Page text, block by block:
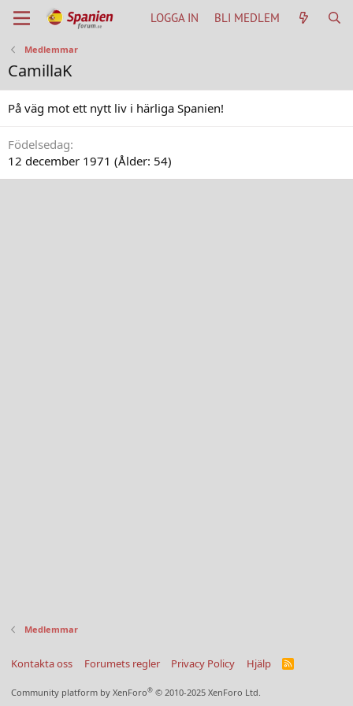
LOGGA IN BLI MEDLEM
Medlemmar
CamillaK
På väg mot ett nytt liv i härliga Spanien!
Födelsedag
12 december 1971 (Ålder: 54)
Medlemmar
Kontakta oss Forumets regler Privacy Policy Hjälp
R
Community platform by XenForo® © 2010-2025 XenForo Ltd.